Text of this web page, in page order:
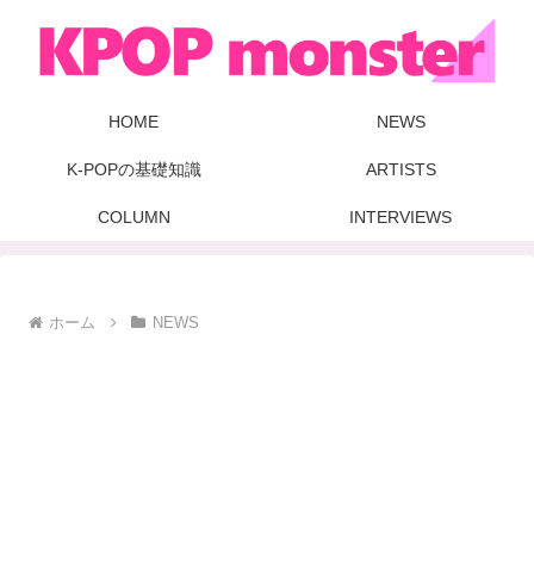
HOME NEWS
K-POPの基礎知識 ARTISTS
COLUMN INTERVIEWS
ホーム NEWS